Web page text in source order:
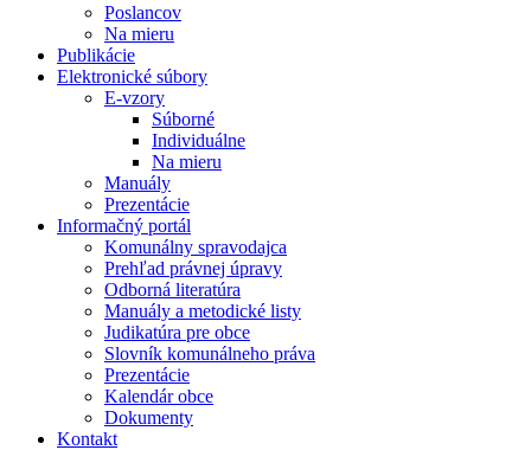
Poslancov
Na mieru
Publikácie
Elektronické súbory
E-vzory
Súborné
Individuálne
Na mieru
Manuály
Prezentácie
Informačný portál
Komunálny spravodajca
Prehľad právnej úpravy
Odborná literatúra
Manuály a metodické listy
Judikatúra pre obce
Slovník komunálneho práva
Prezentácie
Kalendár obce
Dokumenty
Kontakt